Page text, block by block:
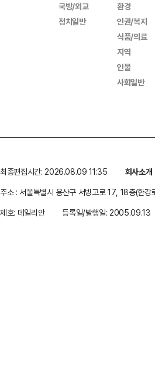
국방/외교
정치일반
환경
인권/복지
식품/의료
지역
인물
사회일반
최종편집시간: 2026.08.09 11:35 회사소개
주소 : 서울특별시 용산구 서빙고로 17, 18층(한강
제호: 데일리안
등록일/발행일: 2005.09.13